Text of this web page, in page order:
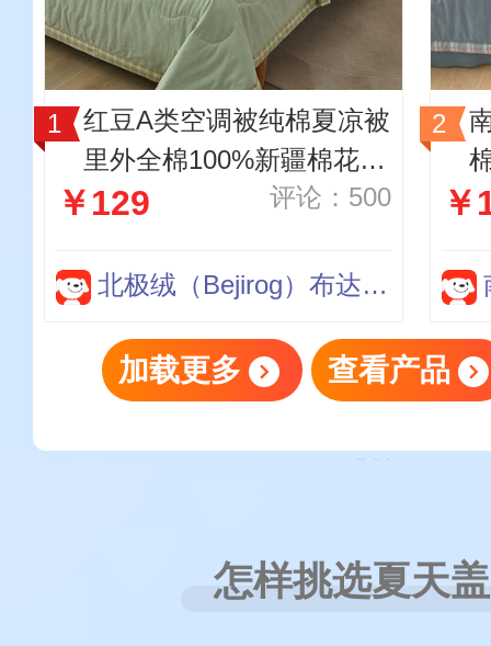
红豆A类空调被纯棉夏凉被
里外全棉100%新疆棉花被
芯薄被子可机洗水洗 暮色
*200cm单夏被【正宗新疆
￥129 评论：500
北极绒（Bejirog）布达琳专卖店
￥
加载更多 查看产品
怎样挑选夏天